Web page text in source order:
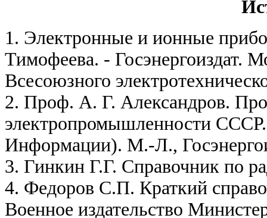
1. Электронные и ионные
Тимофеева. - Госэнергоиздат.
Всесоюзного
2. Проф. А. Г. Александров.
электропромышленности
Информации). М.-Л.,
3. Гинкин Г.Г. Справочник по
4. Федоров С.П. Краткий
Военное издательство